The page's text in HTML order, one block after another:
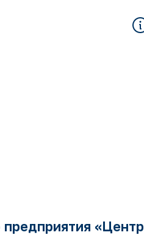
«Центр